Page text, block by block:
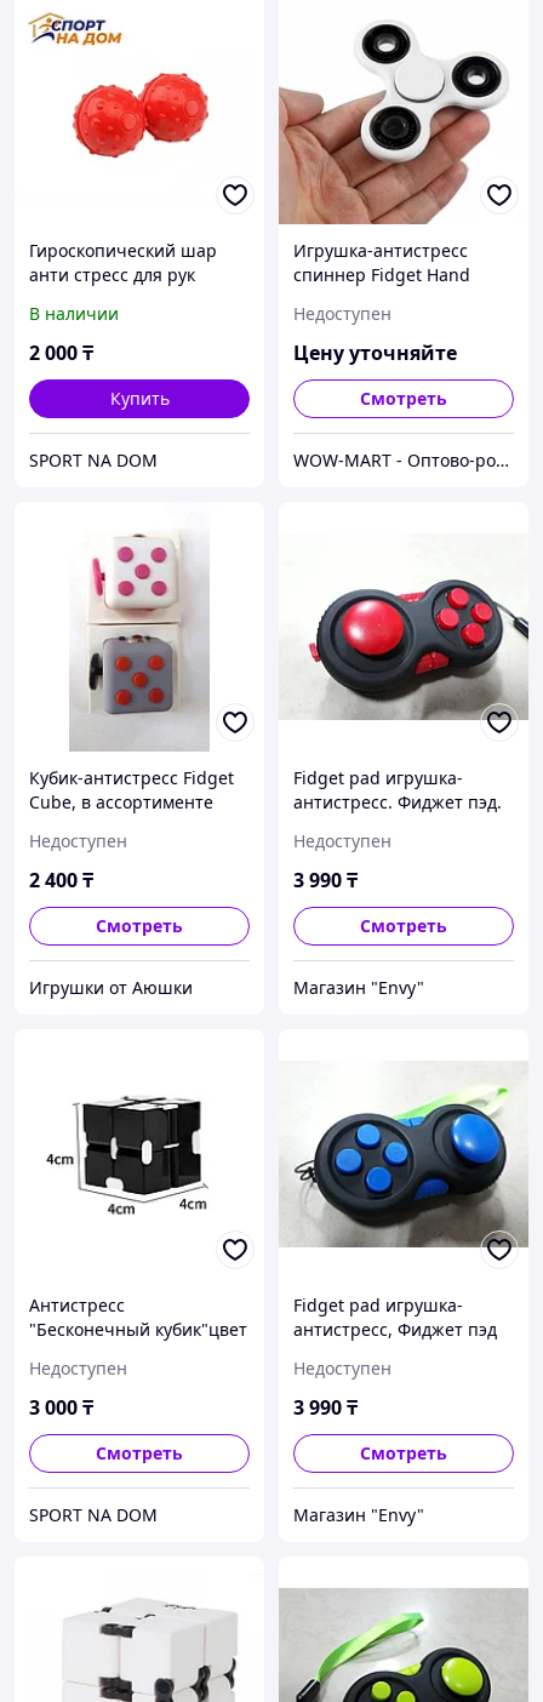
Гироскопический шар
анти стресс для рук
В наличии
2 000₸
Купить
SPORT NA DOM
Игрушка-антистресс
спиннер Fidget Hand
Спинэ), белый
Недоступен
Цену уточняйте
Смотреть
WOW-MART - Оптово-розничный Склад - товары на заказ до двери
Кубик-антистресс Fidget
Cube, в ассортименте
Недоступен
2 400₸
Смотреть
Игрушки от Аюшки
Fidget pad игрушка-
антистресс. Фиджет пэд.
Оригинал. Рассрочка.
Kaspi RED
Недоступен
3 990₸
Смотреть
Магазин "Envy"
Антистресс
"Бесконечный кубик"цвет
Недоступен
3 000₸
Смотреть
SPORT NA DOM
Fidget pad игрушка-
антистресс, Фиджет пэд
Недоступен
3 990₸
Смотреть
Магазин "Envy"